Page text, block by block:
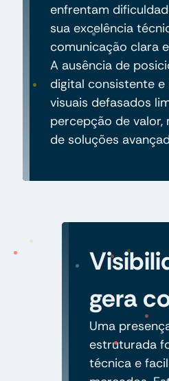
enfrentam
sua excelência
comunicação clara
A ausência de
digital consistente e
visuais defasados
percepção de valor,
de soluções
gera
Uma
estruturada
técnica e